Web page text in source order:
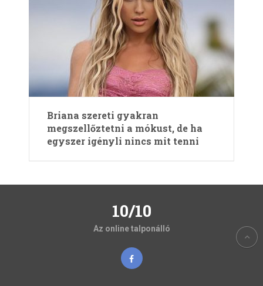
Briana szereti gyakran
megszellőztetni a mókust, de ha
egyszer igényli nincs mit tenni
10/10
Az online talponálló